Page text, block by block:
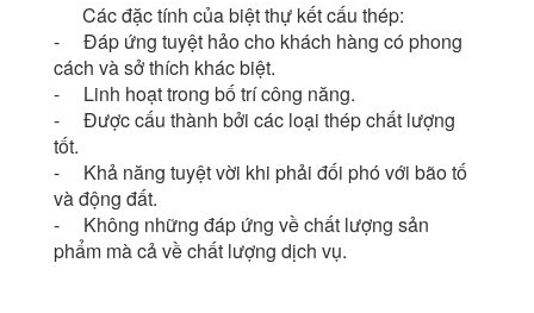
Các đặc tính của biệt thự kết cấu thép:
- Đáp ứng tuyệt hảo cho khách hàng có phong
cách và sở thích khác biệt.
- Linh hoạt trong bố trí công năng.
- Được cấu thành bởi các loại thép chất lượng
tốt.
- Khả năng tuyệt vời khi phải đối phó với bão tố
và động đất.
- Không những đáp ứng về chất lượng sản
phẩm mà cả về chất lượng dịch vụ.